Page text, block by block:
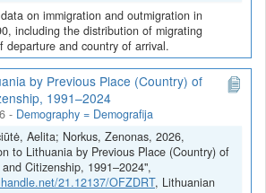
on immigration and outmigration in
including the distribution of migrating
departure and country of arrival.
by Previous Place (Country) of
1991–2024
- Demography = Demografija
Aelita; Norkus, Zenonas, 2026,
to Lithuania by Previous Place (Country) of
Citizenship, 1991–2024",
21.12137/OFZDRT, Lithuanian